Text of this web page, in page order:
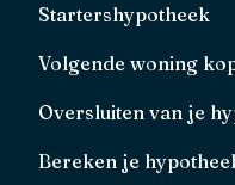
Startershypotheek
Volgende woning
Oversluiten van je
Bereken je